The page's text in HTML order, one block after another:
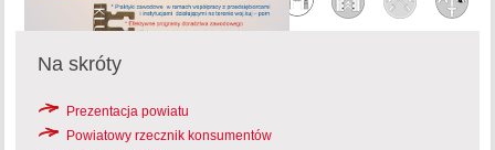
Na skróty
Prezentacja powiatu
Powiatowy rzecznik konsumentów